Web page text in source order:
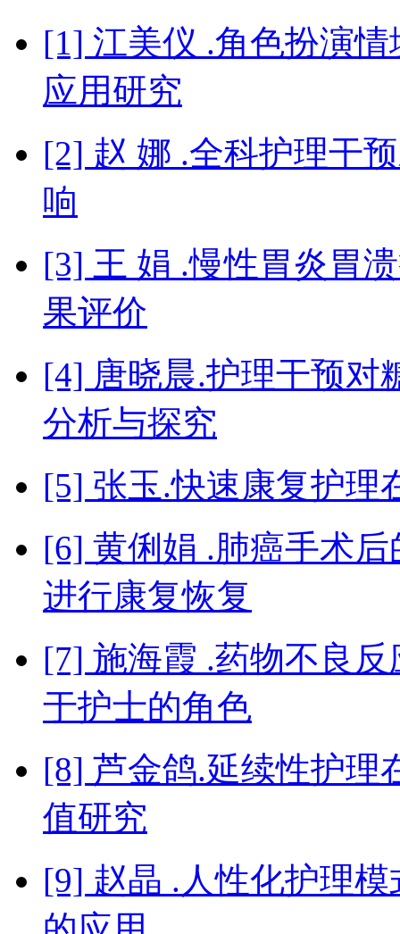
[1] 江美仪 .角色扮演
应用研究
[2] 赵 娜 .全科护理干
响
[3] 王 娟 .慢性胃炎胃
果评价
[4] 唐晓晨.护理干预对
分析与探究
[5] 张玉.快速康复护理
[6] 黄俐娟 .肺癌手术
进行康复恢复
[7] 施海霞 .药物不良
于护士的角色
[8] 芦金鸽.延续性护理
值研究
[9] 赵晶 .人性化护理